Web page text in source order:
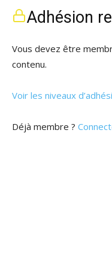
Adhésion
Vous devez être
contenu.
Voir les niveaux
Déjà membre ?